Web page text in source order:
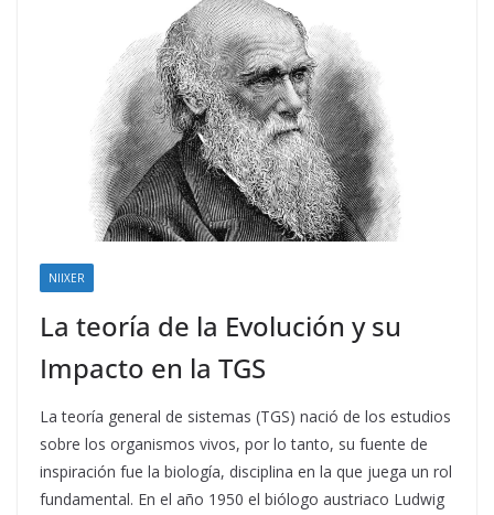
NIIXER
La teoría de la Evolución y su
Impacto en la TGS
La teoría general de sistemas (TGS) nació de los estudios
sobre los organismos vivos, por lo tanto, su fuente de
inspiración fue la biología, disciplina en la que juega un rol
fundamental. En el año 1950 el biólogo austriaco Ludwig